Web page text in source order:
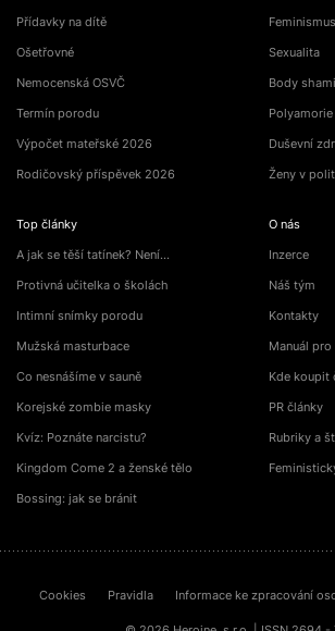
Přídavky na dítě
Ošetřovné
Nemocenská OSVČ
Termín porodu
Výpočet mateřské 2026
Rodičovský příspěvek 2026
Top články
A jak se těší tatínek? Není…
Protivná učitelka o školách
Intimní snímky porodu
Mužská masturbace
Co nesnášíme v sauně
Korejské zombie masky
Kvíz: Poznáte narcistu?
Kingdom Come 2 a ženské tělo
Bossing: jak se bránit
Feminismus
Sexualita
Body
Polyamorie
Duševní
Ženy v
O nás
Inzerce
Náš tým
Kontakty
Manuál
Kde koupit
PR články
Rubriky a
Cookies Pravidla Informace ke zpracování